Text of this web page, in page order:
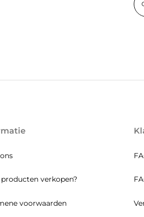
producten verkopen?
voorwaarden